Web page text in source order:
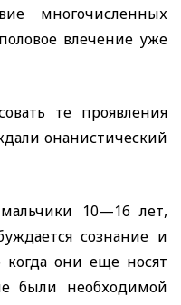
многочисленных
влечение уже
те проявления
онанистический
10—16 лет,
сознание и
когда они еще носят
были необходимой